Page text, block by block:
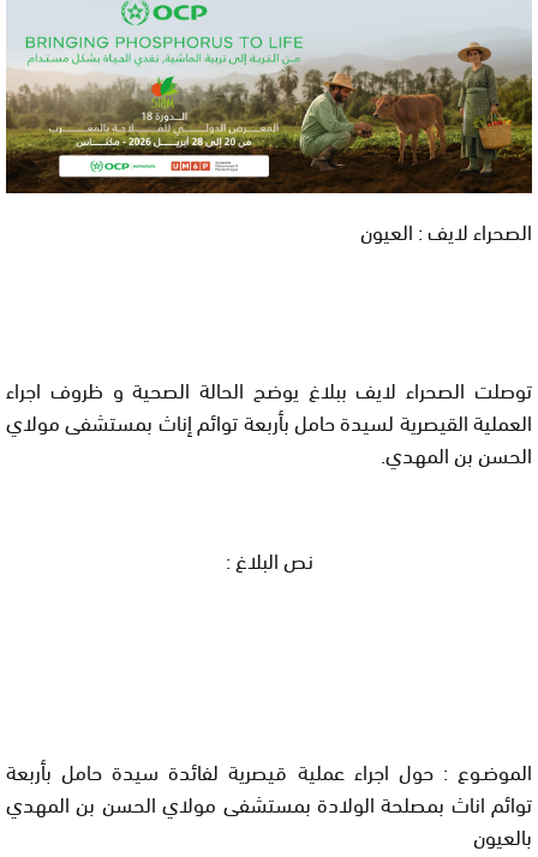
الصحراء لايف : العيون
توصلت الصحراء لايف ببلاغ يوضح الحالة الصحية و ظروف اجراء
العملية القيصرية لسيدة حامل بأربعة توائم إناث بمستشفى مولاي
الحسن بن المهدي.
نص البلاغ :
الموضـوع :حول اجراء عملية قيصرية لفائدة سيدة حامل بأربعة
توائم اناث بمصلحة الولادة بمستشفى مولاي الحسن بن المهدي
بالعيون